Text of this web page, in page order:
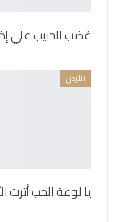
غضب الحبيب علي إذ
الأردن
يا لوعة الحب أثرت